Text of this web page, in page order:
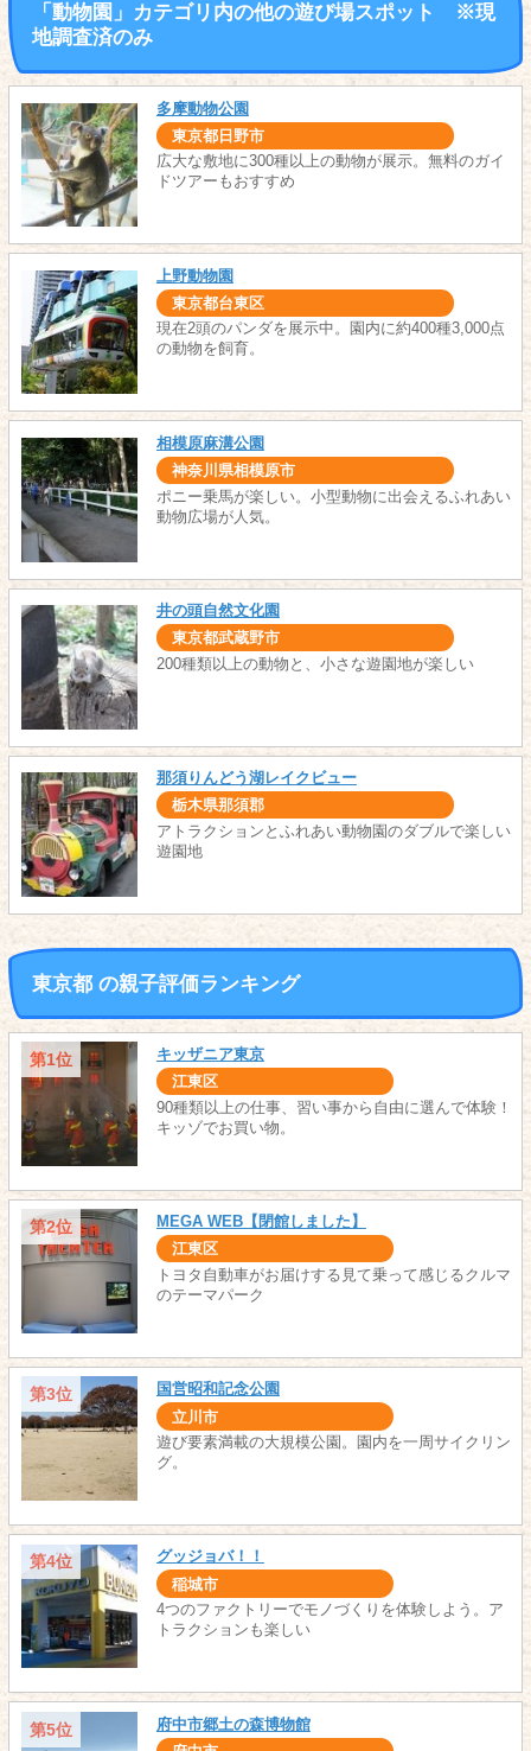
「動物園」カテゴリ内の他の遊び場スポット ※現
地調査済のみ
多摩動物公園
東京都日野市
広大な敷地に300種以上の動物が展示。無料のガイ
ドツアーもおすすめ
上野動物園
東京都台東区
現在2頭のパンダを展示中。園内に約400種3,000点
の動物を飼育。
相模原麻溝公園
神奈川県相模原市
ポニー乗馬が楽しい。小型動物に出会えるふれあい
動物広場が人気。
井の頭自然文化園
東京都武蔵野市
200種類以上の動物と、小さな遊園地が楽しい
那須りんどう湖レイクビュー
栃木県那須郡
アトラクションとふれあい動物園のダブルで楽しい
遊園地
東京都 の親子評価ランキング
第1位 キッザニア東京
江東区
90種類以上の仕事、習い事から自由に選んで体験！
キッゾでお買い物。
第2位 MEGA WEB【閉館しました】
江東区
トヨタ自動車がお届けする見て乗って感じるクルマ
のテーマパーク
第3位 国営昭和記念公園
立川市
遊び要素満載の大規模公園。園内を一周サイクリン
グ。
第4位 グッジョバ！！
稲城市
4つのファクトリーでモノづくりを体験しよう。ア
トラクションも楽しい
第5位 府中市郷土の森博物館